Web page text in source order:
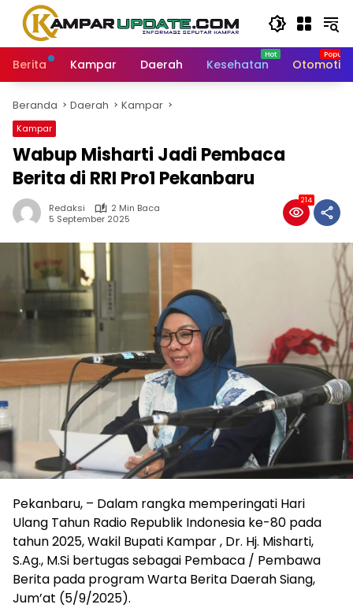
Langsung
konten
Berita
Kampar Daerah Kesehatan Otomotif
Beranda Daerah Kampar
Kampar
Wabup Misharti Jadi Pembaca
Berita di RRI Pro1 Pekanbaru
Redaksi
2 Min Baca
5 September 2025
214
Pekanbaru, – Dalam rangka memperingati Hari
Ulang Tahun Radio Republik Indonesia ke-80 pada
tahun 2025, Wakil Bupati Kampar , Dr. Hj. Misharti,
S.Ag., M.Si bertugas sebagai Pembaca / Pembawa
Berita pada program Warta Berita Daerah Siang,
Jum’at (5/9/2025).